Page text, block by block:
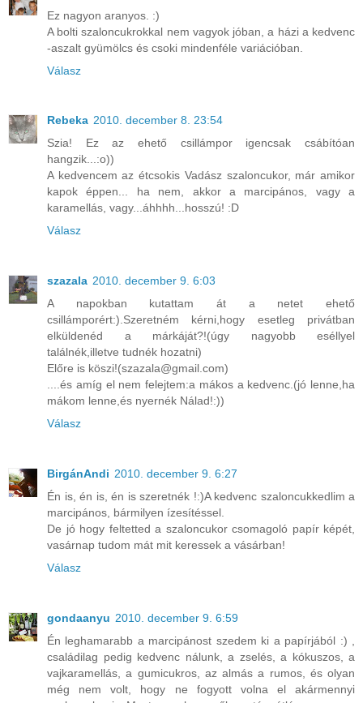
Ez nagyon aranyos. :)
A bolti szaloncukrokkal nem vagyok jóban, a házi a kedvenc
-aszalt gyümölcs és csoki mindenféle variációban.
Válasz
Rebeka 2010. december 8. 23:54
Szia! Ez az ehető csillámpor igencsak csábítóan
hangzik...:o))
A kedvencem az étcsokis Vadász szaloncukor, már amikor
kapok éppen... ha nem, akkor a marcipános, vagy a
karamellás, vagy...áhhhh...hosszú! :D
Válasz
szazala 2010. december 9. 6:03
A napokban kutattam át a netet ehető
csillámporért:).Szeretném kérni,hogy esetleg privátban
elküldenéd a márkáját?!(úgy nagyobb eséllyel
találnék,illetve tudnék hozatni)
Előre is köszi!(szazala@gmail.com)
....és amíg el nem felejtem:a mákos a kedvenc.(jó lenne,ha
mákom lenne,és nyernék Nálad!:))
Válasz
BirgánAndi 2010. december 9. 6:27
Én is, én is, én is szeretnék !:)A kedvenc szaloncukkedlim a
marcipános, bármilyen ízesítéssel.
De jó hogy feltetted a szaloncukor csomagoló papír képét,
vasárnap tudom mát mit keressek a vásárban!
Válasz
gondaanyu 2010. december 9. 6:59
Én leghamarabb a marcipánost szedem ki a papírjából :) ,
családilag pedig kedvenc nálunk, a zselés, a kókuszos, a
vajkaramellás, a gumicukros, az almás a rumos, és olyan
még nem volt, hogy ne fogyott volna el akármennyi